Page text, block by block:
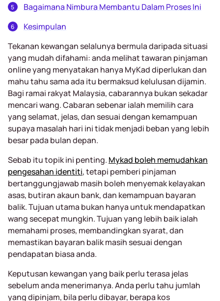
Bagaimana Nimbura Membantu Dalam Proses Ini
Kesimpulan
Tekanan kewangan selalunya bermula daripada situasi
yang mudah difahami: anda melihat tawaran pinjaman
online yang menyatakan hanya MyKad diperlukan dan
mahu tahu sama ada itu bermaksud kelulusan dijamin.
Bagi ramai rakyat Malaysia, cabarannya bukan sekadar
mencari wang. Cabaran sebenar ialah memilih cara
yang selamat, jelas, dan sesuai dengan kemampuan
supaya masalah hari ini tidak menjadi beban yang lebih
besar pada bulan depan.
Sebab itu topik ini penting. Mykad boleh memudahkan
pengesahan identiti, tetapi pemberi pinjaman
bertanggungjawab masih boleh menyemak kelayakan
asas, butiran akaun bank, dan kemampuan bayaran
balik. Tujuan utama bukan hanya untuk mendapatkan
wang secepat mungkin. Tujuan yang lebih baik ialah
memahami proses, membandingkan syarat, dan
memastikan bayaran balik masih sesuai dengan
pendapatan biasa anda.
Keputusan kewangan yang baik perlu terasa jelas
sebelum anda menerimanya. Anda perlu tahu jumlah
yang dipinjam, bila perlu dibayar, berapa kos